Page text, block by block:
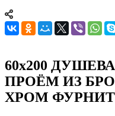
60x200
ПРОЁМ ИЗ
ХРОМ